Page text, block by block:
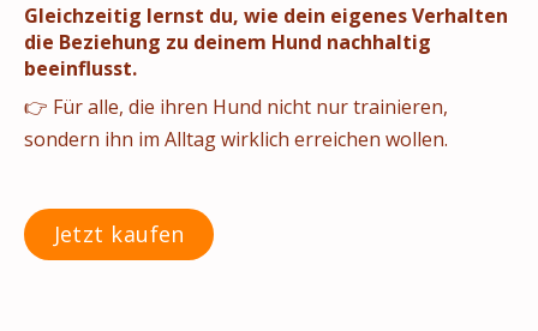
Gleichzeitig lernst du, wie dein eigenes Verhalten
die Beziehung zu deinem Hund nachhaltig
beeinflusst.
👉 Für alle, die ihren Hund nicht nur trainieren,
sondern ihn im Alltag wirklich erreichen wollen.
Jetzt kaufen